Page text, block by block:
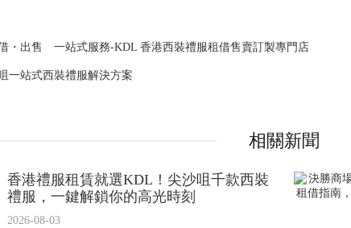
・出售 一站式服務-KDL 香港西裝禮服租借售賣訂製專門店
一站式西裝禮服解決方案
相關新聞
香港禮服租賃就選KDL！尖沙咀千款西裝
禮服，一鍵解鎖你的高光時刻
2026-08-03